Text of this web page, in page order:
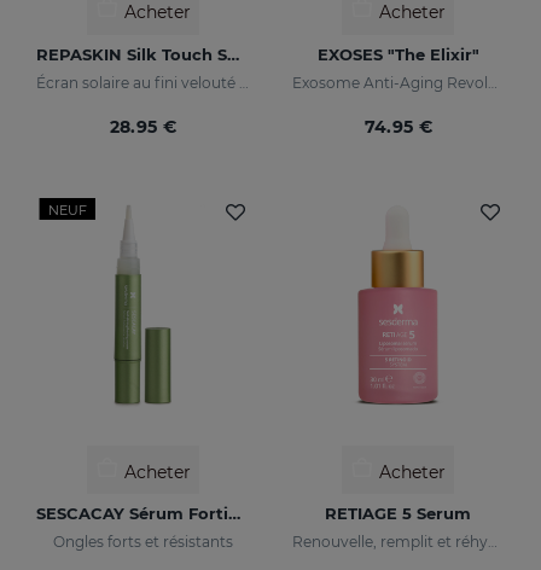
Acheter
REPASKIN Silk Touch SPF50
28.95 €
Acheter
EXOSES "The Elixir"
74.95 €
NEUF
Acheter
SESCACAY Sérum Fortifiant Pour Ongles
Ongles forts et résistants
Acheter
RETIAGE 5 Serum
Renouvelle, remplit et réhydrate